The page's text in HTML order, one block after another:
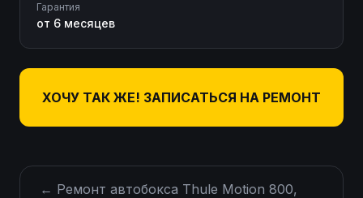
Гарантия
от 6 месяцев
ХОЧУ ТАК ЖЕ! ЗАПИСАТЬСЯ НА РЕМОНТ
← Ремонт автобокса Thule Motion 800,